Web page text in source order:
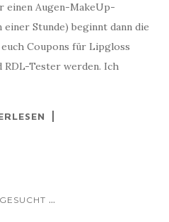
einen Augen-MakeUp-
Stunde) beginnt dann die
Coupons für Lipgloss
RDL-Tester werden. Ich
...